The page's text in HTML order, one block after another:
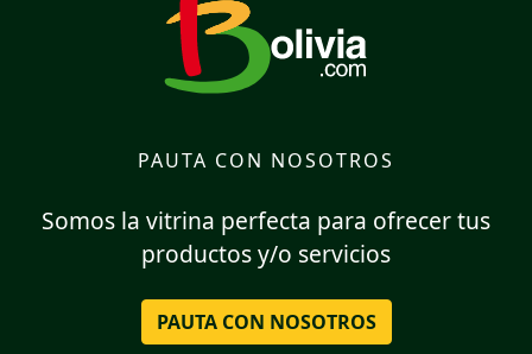
PAUTA CON NOSOTROS
Somos la vitrina perfecta para ofrecer tus
productos y/o servicios
PAUTA CON NOSOTROS